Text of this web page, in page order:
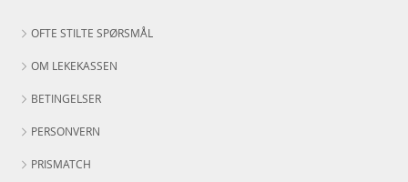
OFTE STILTE SPØRSMÅL
OM LEKEKASSEN
BETINGELSER
PERSONVERN
PRISMATCH